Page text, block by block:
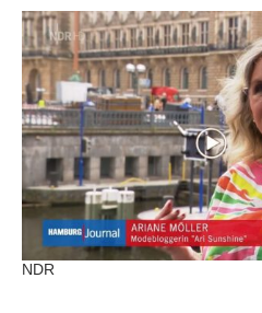
NDR